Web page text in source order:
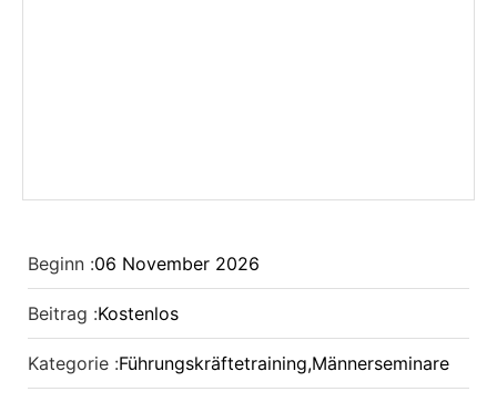
Beginn :06 November 2026
Beitrag :Kostenlos
Kategorie :Führungskräftetraining,Männerseminare